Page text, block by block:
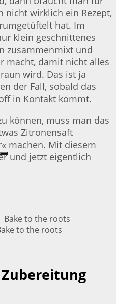
nicht wirklich ein Rezept,
hat. Im
klein geschnittenes
zusammenmixt und
macht, damit nicht alles
wird. Das ist ja
der Fall, sobald das
in Kontakt kommt.
können, muss man das
Zitronensaft
machen. Mit diesem
und jetzt eigentlich
to the roots